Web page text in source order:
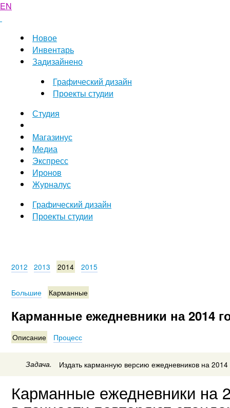
EN
Новое
Инвентарь
Задизайнено
Графический дизайн
Проекты студии
Студия
Магазинус
Медиа
Экспресс
Иронов
Журналус
Графический дизайн
Проекты студии
2012 2013 2014 2015
Большие Карманные
Карманные ежедневники на 2014
Описание Процесс
Задача. Издать карманную версию ежедневников на 2014
Карманные ежедневники на